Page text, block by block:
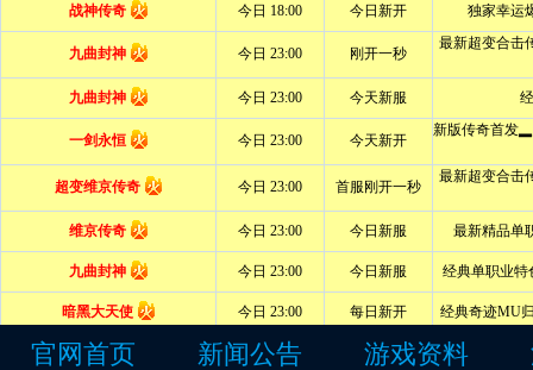
官网首页 新闻公告 游戏资料